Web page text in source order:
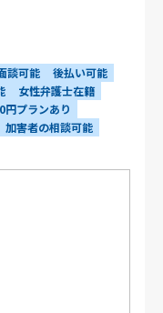
談可能
後払い可能
女性弁護士在籍
円プランあり
加害者の相談可能